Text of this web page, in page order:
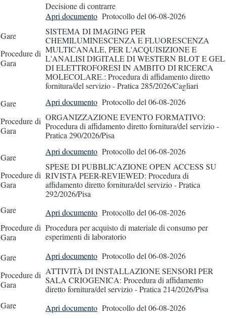
Decisione di contrarre
Gare
Procedure di
Gara
Apri documento Protocollodel 06-08-2026
SISTEMA DI IMAGING PER
CHEMILUMINESCENZA E FLUORESCENZA
MULTICANALE, PER L'ACQUISIZIONE E
L'ANALISI DIGITALE DI WESTERN BLOT E GEL
DI ELETTROFORESI IN AMBITO DI RICERCA
MOLECOLARE.: Procedura di affidamento diretto
fornitura/del servizio - Pratica 285/2026/Cagliari
Gare
Procedure di
Gara
Apri documento Protocollodel 06-08-2026
ORGANIZZAZIONE EVENTO FORMATIVO:
Procedura di affidamento diretto fornitura/del servizio -
Pratica 290/2026/Pisa
Gare
Procedure di
Gara
Apri documento Protocollodel 06-08-2026
SPESE DI PUBBLICAZIONE OPEN ACCESS SU
RIVISTA PEER-REVIEWED: Procedura di
affidamento diretto fornitura/del servizio - Pratica
292/2026/Pisa
Gare
Procedure di
Gara
Apri documento Protocollodel 06-08-2026
Procedura per acquisto di materiale di consumo per
esperimenti di laboratorio
Gare
Procedure di
Gara
Apri documento Protocollodel 06-08-2026
ATTIVITÀ DI INSTALLAZIONE SENSORI PER
SALA CRIOGENICA: Procedura di affidamento
diretto fornitura/del servizio - Pratica 214/2026/Pisa
Gare
Apri documento Protocollodel 06-08-2026